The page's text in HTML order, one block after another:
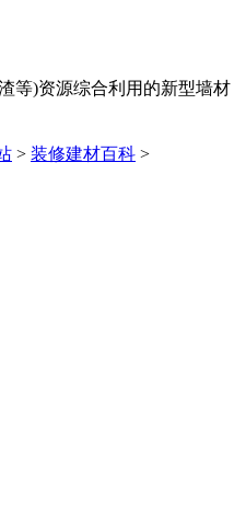
等)资源综合利用的新型墙材
> 装修建材百科 >